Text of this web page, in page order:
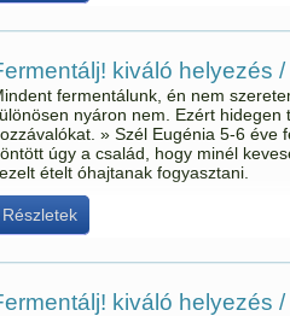
kiváló helyezés
fermentálunk, én nem
nyáron nem. Ezért hidegen
» Szél Eugénia 5-6 éve
úgy a család, hogy minél
ételt óhajtanak fogyasztani.
Részletek
kiváló helyezés